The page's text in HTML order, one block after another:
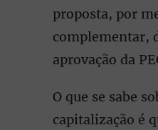
proposta, por
complementar,
aprovação da
O que se sabe
capitalização é